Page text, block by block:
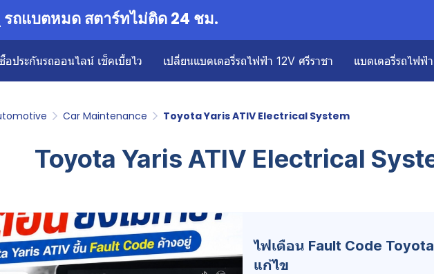
รถแบตหมด สตาร์ทไม่ติด 24 ชม.
อประกันรถออนไลน์ เช็คเบี้ยไว เปลี่ยนแบตเตอรี่รถไฟฟ้า 12V ศรีราชา แบตเตอรี่รถไฟฟ้
Car Maintenance Toyota Yaris ATIV Electrical System
Toyota Yaris ATIV Electrical
ไฟเตือน Fault Code
แก้ไข